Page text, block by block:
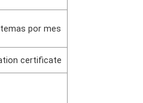
por mes
certificate